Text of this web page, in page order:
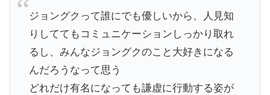
ジョングクって誰にでも優しいから、人見知
りしててもコミュニケーションしっかり取れ
るし、みんなジョングクのこと大好きになる
んだろうなって思う
どれだけ有名になっても謙虚に行動する姿が